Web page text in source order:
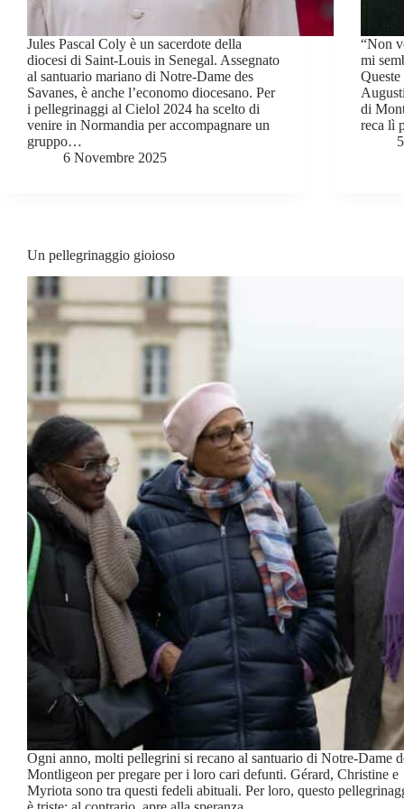
Jules Pascal Coly è un sacerdote della
diocesi di Saint-Louis in Senegal. Assegnato
al santuario mariano di Notre-Dame des
Savanes, è anche l’economo diocesano. Per
i pellegrinaggi al Cielol 2024 ha scelto di
venire in Normandia per accompagnare un
gruppo…
6 Novembre 2025
“Non
mi
di
reca lì
Un pellegrinaggio gioioso
Ogni anno, molti pellegrini si recano al santuario di Notre-Dame
Montligeon per pregare per i loro cari defunti. Gérard, Christine e
Myriota sono tra questi fedeli abituali. Per loro, questo